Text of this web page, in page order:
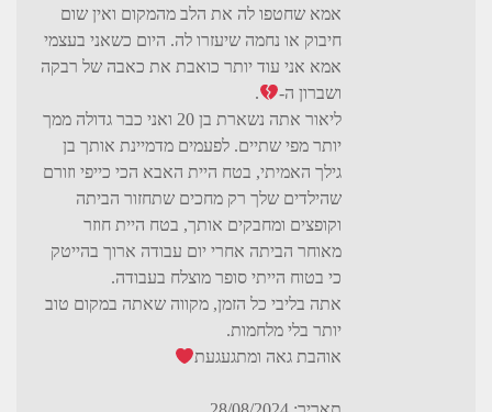
אמא שחטפו לה את הלב מהמקום ואין שום
חיבוק או נחמה שיעזרו לה. היום כשאני בעצמי
אמא אני עוד יותר כואבת את כאבה של רבקה
ושברון ה-
.
ליאור אתה נשארת בן 20 ואני כבר גדולה ממך
יותר מפי שתיים. לפעמים מדמיינת אותך בן
גילך האמיתי, בטח היית האבא הכי כייפי וזורם
שהילדים שלך רק מחכים שתחזור הביתה
וקופצים ומחבקים אותך, בטח היית חוזר
מאוחר הביתה אחרי יום עבודה ארוך בהייטק
כי בטוח הייתי סופר מוצלח בעבודה.
אתה בליבי כל הזמן, מקווה שאתה במקום טוב
יותר בלי מלחמות.
אוהבת גאה ומתגעגעת